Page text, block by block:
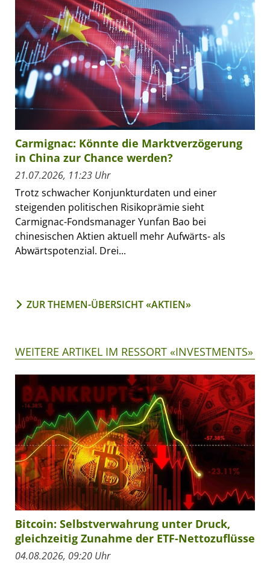
Carmignac: Könnte die Marktverzögerung
in China zur Chance werden?
21.07.2026, 11:23 Uhr
Trotz schwacher Konjunkturdaten und einer
steigenden politischen Risikoprämie sieht
Carmignac-Fondsmanager Yunfan Bao bei
chinesischen Aktien aktuell mehr Aufwärts- als
Abwärtspotenzial. Drei...
ZUR THEMEN-ÜBERSICHT «AKTIEN»
WEITERE ARTIKEL IM RESSORT «INVESTMENTS»
Bitcoin: Selbstverwahrung unter Druck,
gleichzeitig Zunahme der ETF-Nettozuflüsse
04.08.2026, 09:20 Uhr